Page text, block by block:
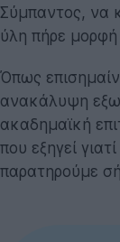
Σύμπαντος, να
ύλη πήρε
Όπως
ανακάλυψη
ακαδημαϊκή
που εξηγεί
παρατηρούμε